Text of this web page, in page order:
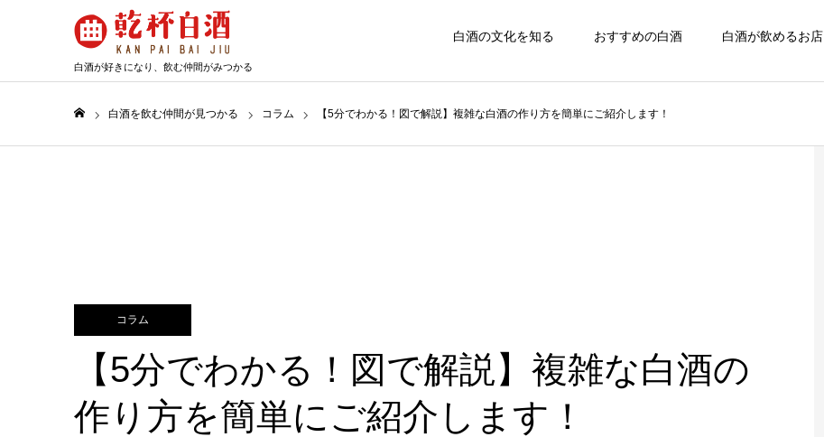
白酒が好き にな り、 飲む仲間がみつかる
白酒の文化を知る おすすめの白酒 白酒が飲めるお店
白酒を飲む仲間が見つかる コラム 【5分でわかる！図で解説】複雑な白酒の作り方を簡単にご紹介します！
コラム
【5分でわかる！図で解説】複雑な白酒の
作り方を簡単にご紹介します！